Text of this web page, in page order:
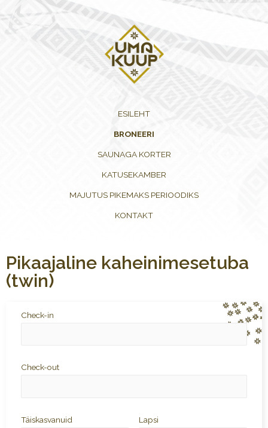
ESILEHT
BRONEERI
SAUNAGA KORTER
KATUSEKAMBER
MAJUTUS PIKEMAKS PERIOODIKS
KONTAKT
Pikaajaline kaheinimesetuba
(twin)
Check-in
Check-out
Täiskasvanuid Lapsi